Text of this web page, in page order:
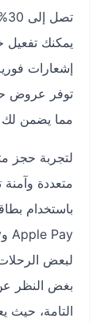
تصل إلى
يمكنك تفعيل
إشعارات فورية
توفر عروض حصرية
مما يضمن لك عدم
لتجربة حجز
متعددة وآمنة
باستخدام بطاقات
لبعض الرحلات،
بغض النظر عن
التامة، حيث يعرض